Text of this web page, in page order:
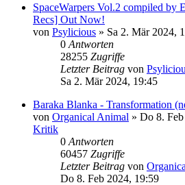
SpaceWarpers Vol.2 compiled by
Recs] Out Now!
von Psylicious » Sa 2. Mär 2024,
0 Antworten
28255 Zugriffe
Letzter Beitrag von
Sa 2. Mär 2024, 19:45
Baraka Blanka - Transformation
von Organical Animal » Do 8.
Kritik
0 Antworten
60457 Zugriffe
Letzter Beitrag von
Do 8. Feb 2024, 19:59